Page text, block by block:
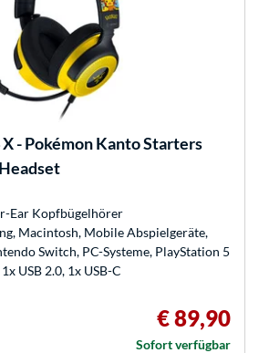
- Pokémon Kanto Starters
Ear Kopfbügelhörer
Macintosh, Mobile Abspielgeräte,
Switch, PC-Systeme, PlayStation 5
USB 2.0, 1x USB-C
€ 89,90
Sofort verfügbar